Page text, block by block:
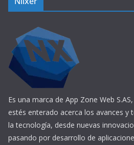
Es una marca de App Zone Web
estés enterado acerca los avances y
la tecnología, desde nuevas
pasando por desarrollo de